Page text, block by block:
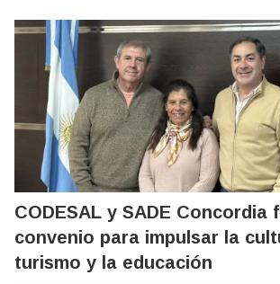
CODESAL y SADE Concordia
convenio para impulsar la
turismo y la educación